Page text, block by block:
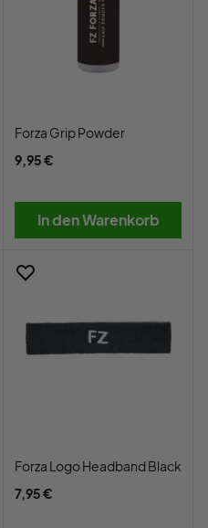
Forza Grip Powder
9,95 €
In den Warenkorb
Forza Logo Headband Black
7,95 €